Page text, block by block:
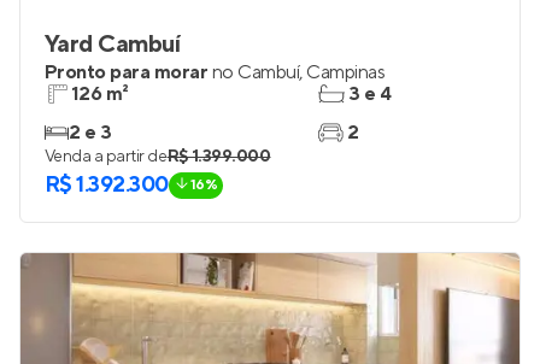
Yard Cambuí
Pronto para morar no Cambuí, Campinas
126 m²
2 e 3
3 e 4
2
Venda a partir deR$ 1.399.000
R$ 1.392.300 16%